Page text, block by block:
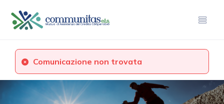
Comunicazione non trovata